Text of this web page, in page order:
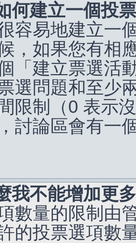
何建立一個投
容易地建立一
，如果您有相
「建立票選活
選問題和至少
限制（0 表示
討論區會有一
我不能增加更
數量的限制由
的投票選項數